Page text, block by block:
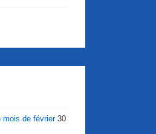
mois de février 30